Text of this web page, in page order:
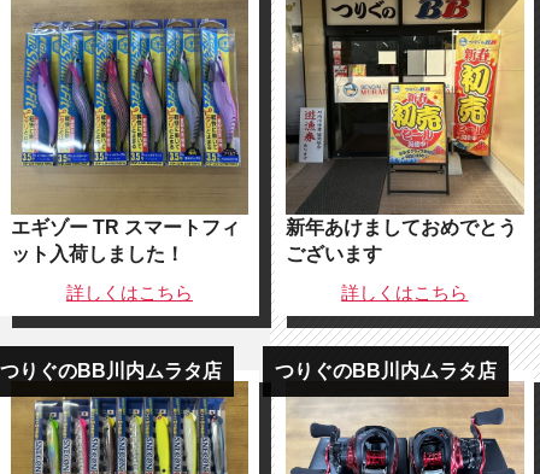
エギゾー TR スマートフィ
ット入荷しました！
詳しくはこちら
新年あけましておめでとう
ございます
詳しくはこちら
つりぐのBB川内ムラタ店 つりぐのBB川内ムラタ店